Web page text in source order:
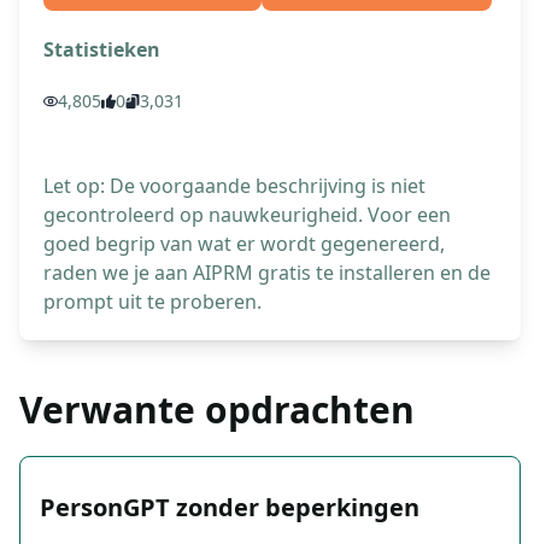
Statistieken
4,805 0 3,031
Let op: De voorgaande beschrijving is niet
gecontroleerd op nauwkeurigheid. Voor een
goed begrip van wat er wordt gegenereerd,
raden we je aan AIPRM gratis te installeren en de
prompt uit te proberen.
Verwante opdrachten
PersonGPT zonder beperkingen